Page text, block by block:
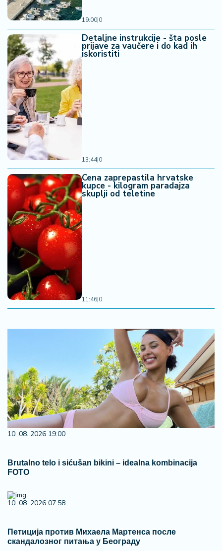
19:00|0
Detaljne instrukcije - šta posle
prijave za vaučere i do kad ih
iskoristiti
13:44|0
Cena zaprepastila hrvatske
kupce - kilogram paradajza
skuplji od teletine
11:46|0
10. 08. 2026 19:00
Brutalno telo i sićušan bikini – idealna kombinacija
FOTO
10. 08. 2026 07:58
Петиција против Михаела Мартенса после
скандалозног питања у Београду